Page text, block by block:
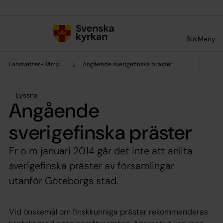
SökMeny
Landvetter-Härryda pastorat Angående sverigefinska präster
Lyssna
Angående
sverigefinska präster
Fr o m januari 2014 går det inte att anlita
sverigefinska präster av församlingar
utanför Göteborgs stad.
Vid önskemål om finskkunniga präster rekommenderas